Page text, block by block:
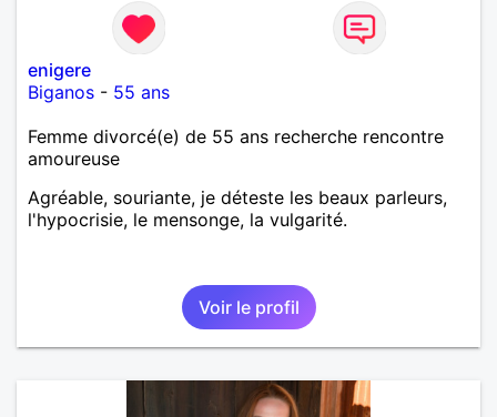
enigere
Biganos - 55 ans
Femme divorcé(e) de 55 ans recherche rencontre
amoureuse
Agréable, souriante, je déteste les beaux parleurs,
l'hypocrisie, le mensonge, la vulgarité.
Voir le profil